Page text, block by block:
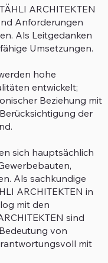
ARCHITEKTEN
Anforderungen
Als Leitgedanken
Umsetzungen.
hohe
entwickelt;
Beziehung mit
der
sich hauptsächlich
Als sachkundige
ARCHITEKTEN in
mit den
sind
von
mit